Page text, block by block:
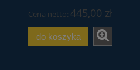
Cena netto: 445,00 zł
do koszyka